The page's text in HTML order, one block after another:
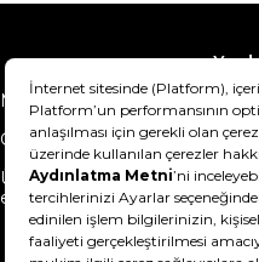
Mesafeli Satış Sözleşmesi
Gizlilik Sözleşmesi
Ürünümü nasıl iade
edebilirim?